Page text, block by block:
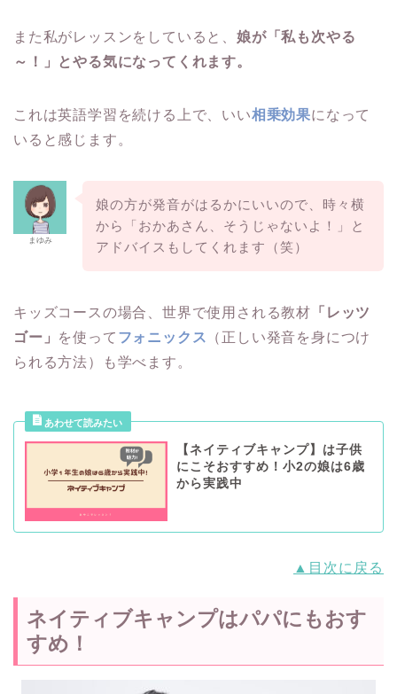
また私がレッスンをしていると、 娘が「私も次やる
～！」とやる気になってくれます。
これは英語学習を続ける上で、いい相乗効果になって
いると感じます。
まゆみ
娘の方が発音がはるかにいいので、時々横
から「おかあさん、そうじゃないよ！」と
アドバイスもしてくれます（笑）
キッズコースの場合、世界で使用される教材 「レッツ
ゴー」 を使って フォニックス
（正しい発音を身につけ
られる方法）も学べます。
【ネイティブキャンプ】は子供
にこそおすすめ！小2の娘は6歳
から実践中
▲目次に戻る
ネイティブキャンプはパパにもおす
すめ！